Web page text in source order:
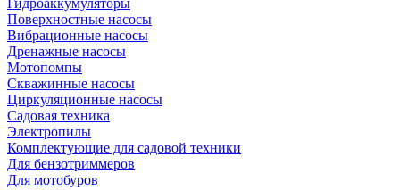
Гидроаккумуляторы
Поверхностные насосы
Вибрационные насосы
Дренажные насосы
Мотопомпы
Скважинные насосы
Циркуляционные насосы
Садовая техника
Электропилы
Комплектующие для садовой техники
Для бензотриммеров
Для мотобуров